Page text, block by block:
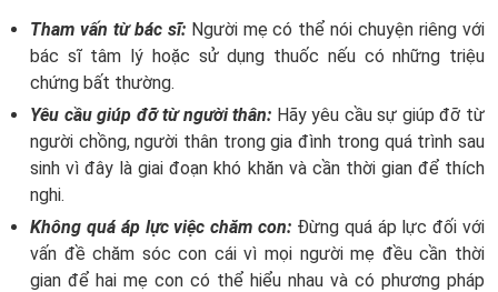
Tham vấn từ bác sĩ:Người mẹ có thể nói chuyện riêng với
bác sĩ tâm lý hoặc sử dụng thuốc nếu có những triệu
chứng bất thường.
Yêu cầu giúp đỡ từ người thân: Hãy yêu cầu sự giúp đỡ từ
người chồng, người thân trong gia đình trong quá trình sau
sinh vì đây là giai đoạn khó khăn và cần thời gian để thích
nghi.
Không quá áp lực việc chăm con: Đừng quá áp lực đối với
vấn đề chăm sóc con cái vì mọi người mẹ đều cần thời
gian để hai mẹ con có thể hiểu nhau và có phương pháp